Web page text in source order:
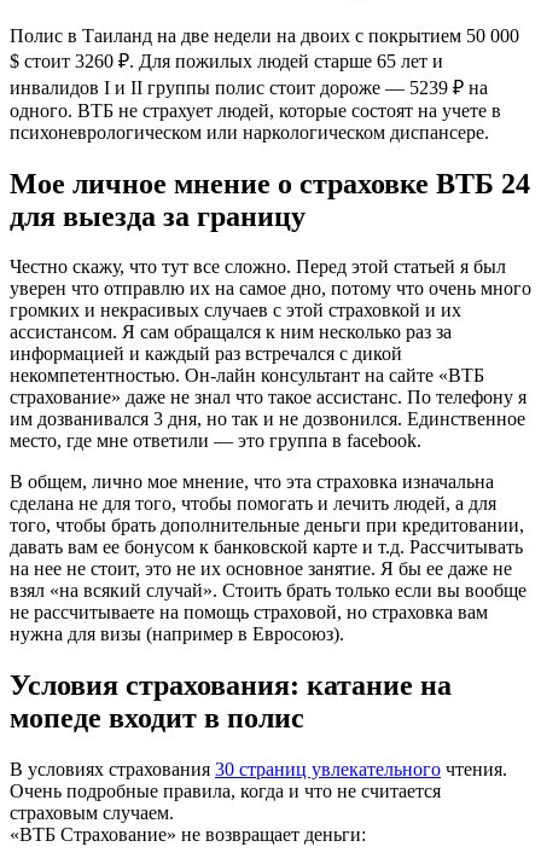
Полис в Таиланд на две недели на двоих с покрытием 50 000
$ стоит 3260 ₽. Для пожилых людей старше 65 лет и
инвалидов I и II группы полис стоит дороже — 5239 ₽ на
одного. ВТБ не страхует людей, которые состоят на учете в
психоневрологическом или наркологическом диспансере.
Мое личное мнение о страховке ВТБ 24
для выезда за границу
Честно скажу, что тут все сложно. Перед этой статьей я был
уверен что отправлю их на самое дно, потому что очень много
громких и некрасивых случаев с этой страховкой и их
ассистансом. Я сам обращался к ним несколько раз за
информацией и каждый раз встречался с дикой
некомпетентностью. Он-лайн консультант на сайте «ВТБ
страхование» даже не знал что такое ассистанс. По телефону я
им дозванивался 3 дня, но так и не дозвонился. Единственное
место, где мне ответили — это группа в facebook.
В общем, лично мое мнение, что эта страховка изначальна
сделана не для того, чтобы помогать и лечить людей, а для
того, чтобы брать дополнительные деньги при кредитовании,
давать вам ее бонусом к банковской карте и т.д. Рассчитывать
на нее не стоит, это не их основное занятие. Я бы ее даже не
взял «на всякий случай». Стоить брать только если вы вообще
не рассчитываете на помощь страховой, но страховка вам
нужна для визы (например в Евросоюз).
Условия страхования: катание на
мопеде входит в полис
В условиях страхования 30 страниц увлекательного чтения.
Очень подробные правила, когда и что не считается
страховым случаем.
«ВТБ Страхование» не возвращает деньги: